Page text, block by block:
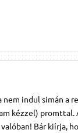
indul simán a
kézzel) promttal.
Bár kiírja,